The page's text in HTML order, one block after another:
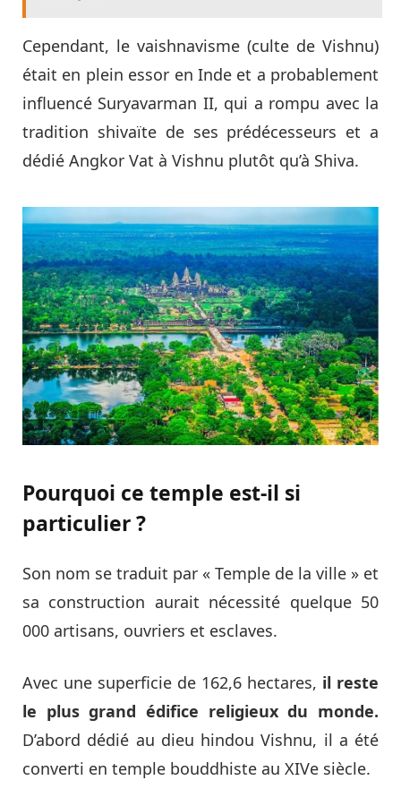
Cependant, le vaishnavisme (culte de Vishnu)
était en plein essor en Inde et a probablement
influencé Suryavarman II, qui a rompu avec la
tradition shivaïte de ses prédécesseurs et a
dédié Angkor Vat à Vishnu plutôt qu’à Shiva.
Pourquoi ce temple est-il si
particulier ?
Son nom se traduit par « Temple de la ville » et
sa construction aurait nécessité quelque 50
000 artisans, ouvriers et esclaves.
Avec une superficie de 162,6 hectares, il reste
le plus grand édifice religieux du monde.
D’abord dédié au dieu hindou Vishnu, il a été
converti en temple bouddhiste au XIVe siècle.